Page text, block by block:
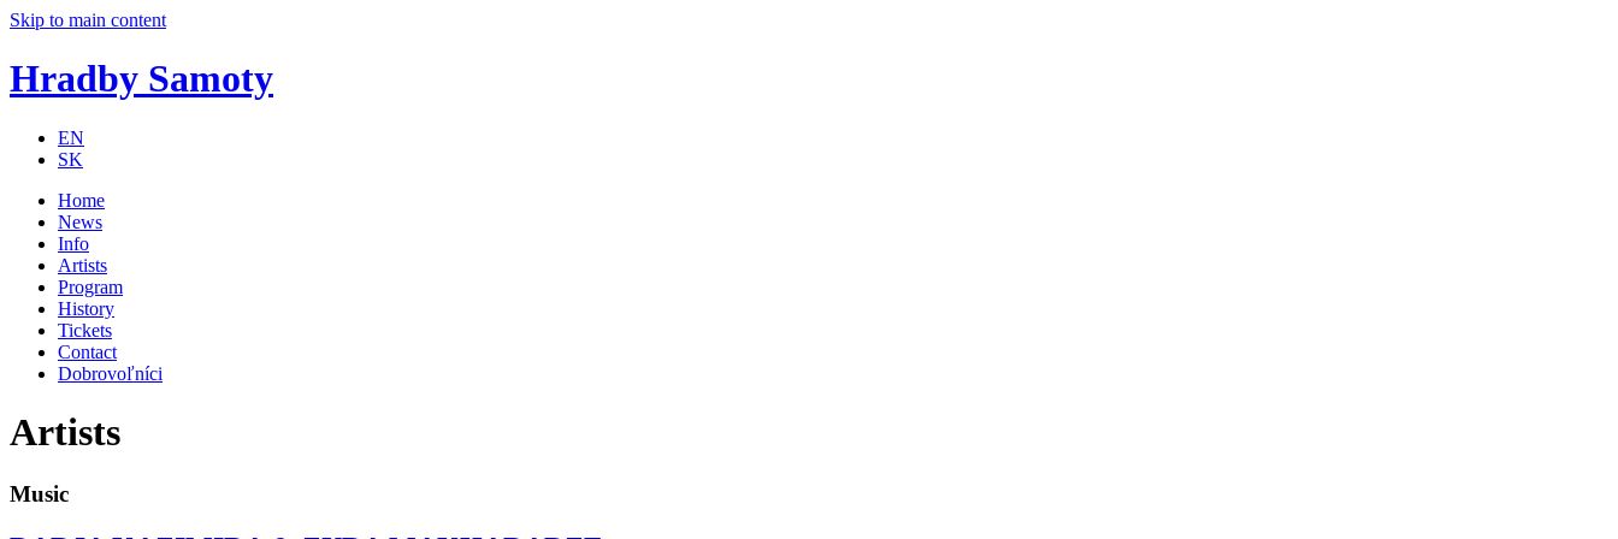
Skip to main content
Hradby Samoty
EN
SK
Home
News
Info
Artists
Program
History
Tickets
Contact
Dobrovoľníci
Artists
Music